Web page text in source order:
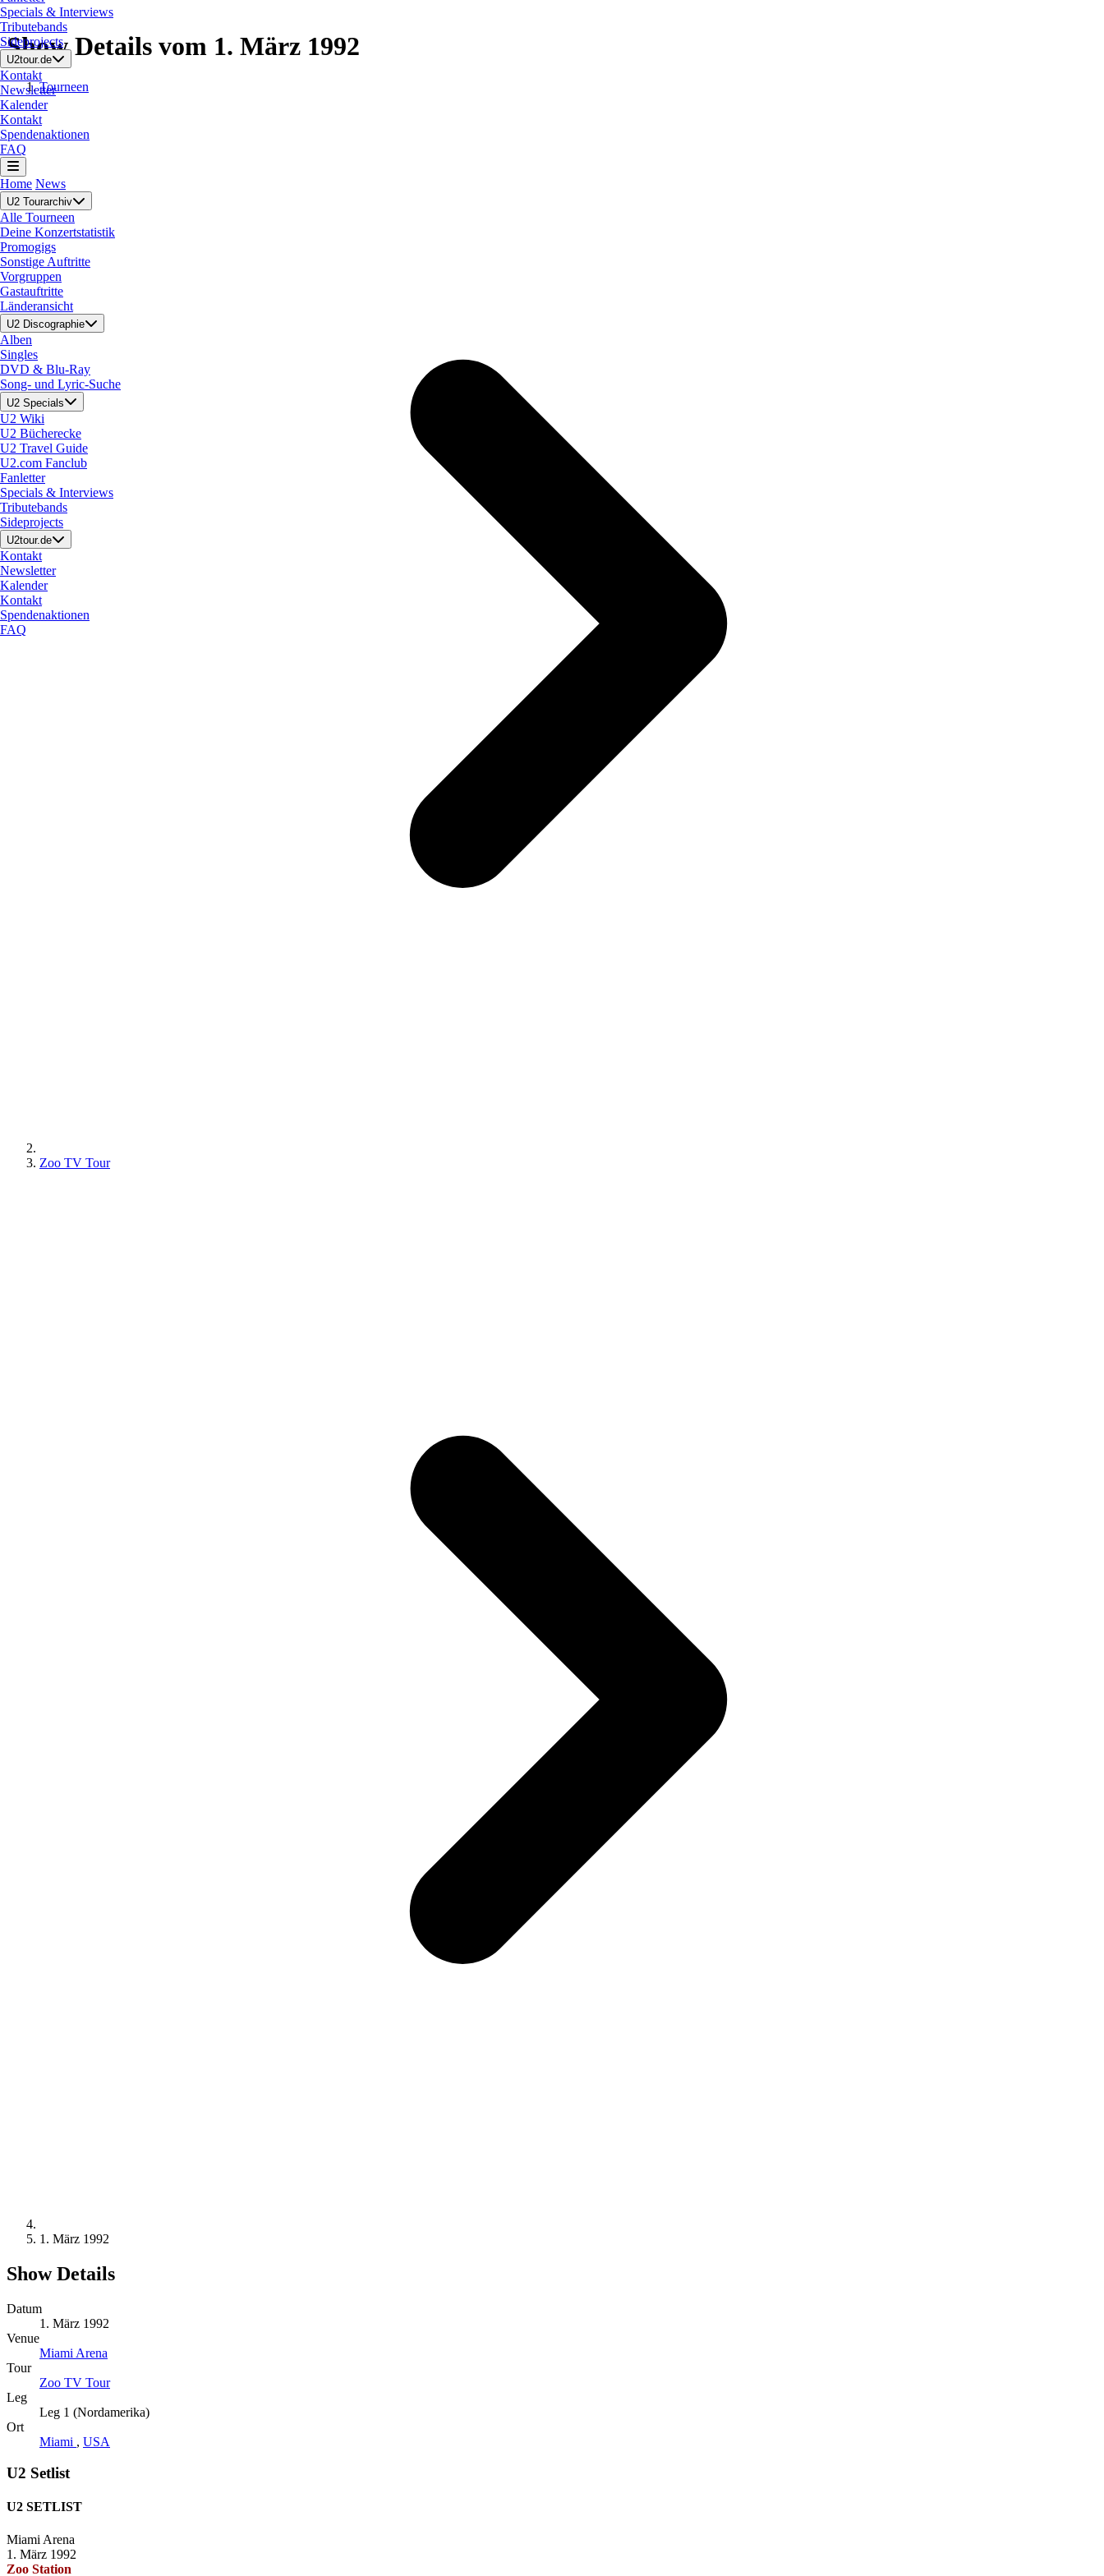
Specials & Interviews
Tributebands
Sideprojects
U2tour.de
Kontakt
Newsletter
Kalender
Kontakt
Spendenaktionen
FAQ
Home News
U2 Tourarchiv
Alle Tourneen
Deine Konzertstatistik
Promogigs
Sonstige Auftritte
Vorgruppen
Gastauftritte
Länderansicht
U2 Discographie
Alben
Singles
DVD & Blu-Ray
Song- und Lyric-Suche
U2 Specials
U2 Wiki
U2 Bücherecke
U2 Travel Guide
U2.com Fanclub
Fanletter
Specials & Interviews
Tributebands
Sideprojects
U2tour.de
Kontakt
Newsletter
Kalender
Kontakt
Spendenaktionen
FAQ
Show Details vom 1. März 1992
Tourneen
Zoo TV Tour
1. März 1992
Show Details
Datum
1. März 1992
Venue
Miami Arena
Tour
Zoo TV Tour
Leg
Leg 1 (Nordamerika)
Ort
Miami , USA
U2 Setlist
U2 SETLIST
Miami Arena
1. März 1992
Zoo Station